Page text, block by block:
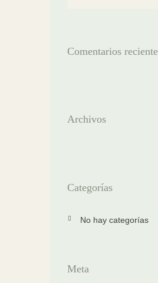
Comentarios
Archivos
Categorías
No hay categorías
Meta